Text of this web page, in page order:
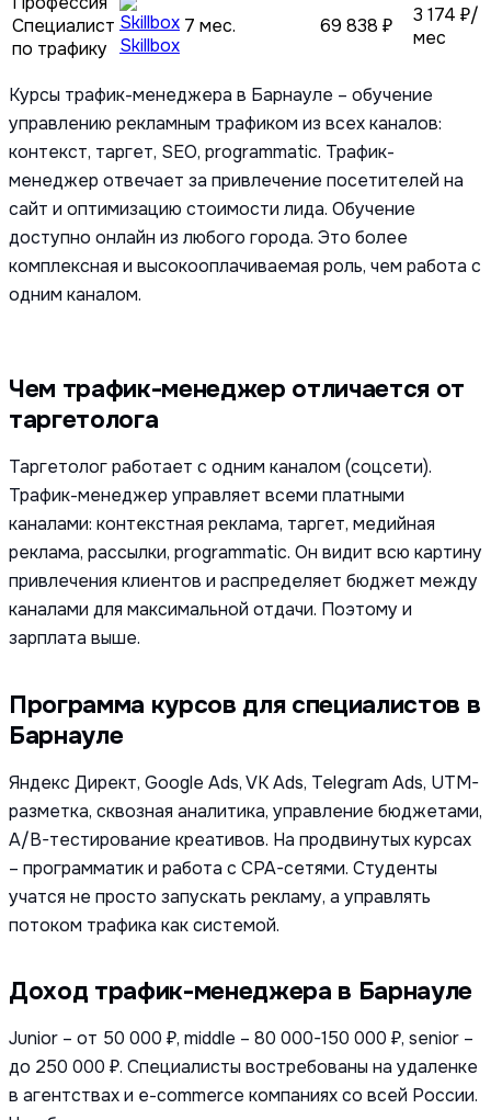
Специалист
по трафику
Skillbox
7 мес. 69 838 ₽
3 174 ₽/
мес
Курсы трафик-менеджера в Барнауле – обучение
управлению рекламным трафиком из всех каналов:
контекст, таргет, SEO, programmatic. Трафик-
менеджер отвечает за привлечение посетителей на
сайт и оптимизацию стоимости лида. Обучение
доступно онлайн из любого города. Это более
комплексная и высокооплачиваемая роль, чем работа с
одним каналом.
Чем трафик-менеджер отличается от
таргетолога
Таргетолог работает с одним каналом (соцсети).
Трафик-менеджер управляет всеми платными
каналами: контекстная реклама, таргет, медийная
реклама, рассылки, programmatic. Он видит всю картину
привлечения клиентов и распределяет бюджет между
каналами для максимальной отдачи. Поэтому и
зарплата выше.
Программа курсов для специалистов в
Барнауле
Яндекс Директ, Google Ads, VK Ads, Telegram Ads, UTM-
разметка, сквозная аналитика, управление бюджетами,
A/B-тестирование креативов. На продвинутых курсах
– программатик и работа с CPA-сетями. Студенты
учатся не просто запускать рекламу, а управлять
потоком трафика как системой.
Доход трафик-менеджера в Барнауле
Junior – от 50 000 ₽, middle – 80 000-150 000 ₽, senior –
до 250 000 ₽. Специалисты востребованы на удаленке
в агентствах и e-commerce компаниях со всей России.